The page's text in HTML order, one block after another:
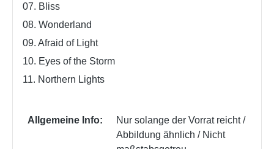
07. Bliss
08. Wonderland
09. Afraid of Light
10. Eyes of the Storm
11. Northern Lights
Allgemeine Info:
Nur solange der Vorrat reicht /
Abbildung ähnlich / Nicht